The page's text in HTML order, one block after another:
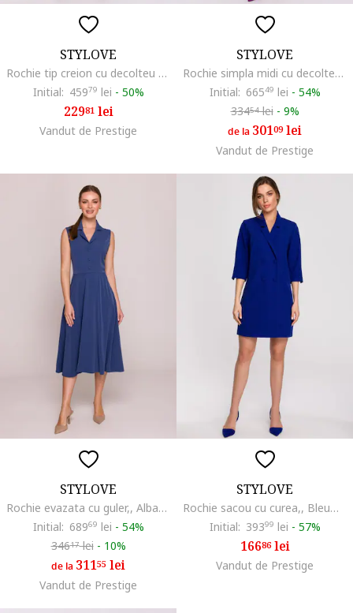
STYLOVE
Rochie tip creion cu decolteu asimetric, Albastru royal
Initial: 45979 lei - 50%
22981lei
Vandut de Prestige
STYLOVE
Rochie simpla midi cu decolteu in V, Albastru
Initial: 66549 lei - 54%
33454lei - 9%
de la 30109lei
Vandut de Prestige
STYLOVE
Rochie evazata cu guler,, Albastru
Initial: 68969 lei - 54%
34617lei - 10%
de la 31155 lei
Vandut de Prestige
STYLOVE
Rochie sacou cu curea,, Bleumarin
Initial: 39399 lei - 57%
16686lei
Vandut de Prestige